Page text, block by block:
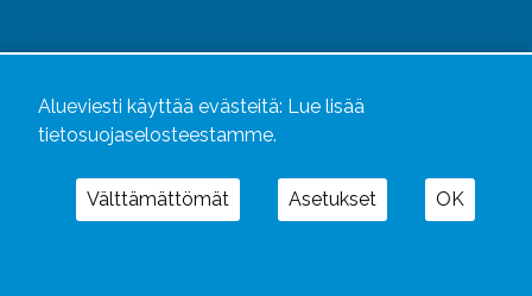
Alueviesti käyttää evästeitä: Lue lisää
tietosuojaselosteestamme.
Välttämättömät Asetukset OK